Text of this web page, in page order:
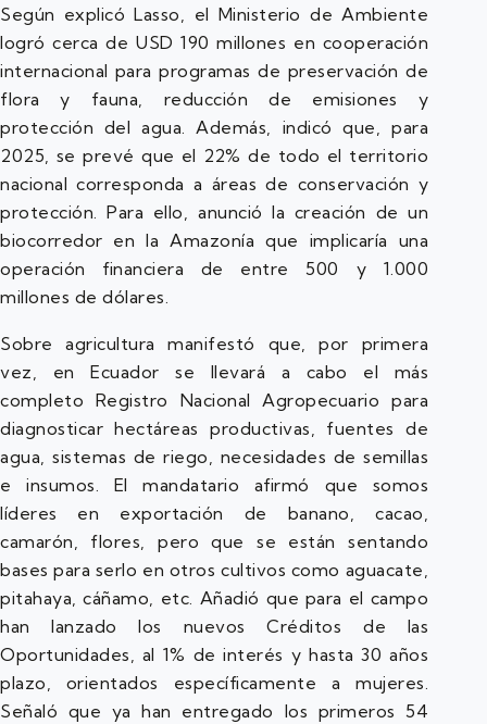
Según explicó Lasso, el Ministerio de Ambiente
logró cerca de USD 190 millones en cooperación
internacional para programas de preservación de
flora y fauna, reducción de emisiones y
protección del agua. Además, indicó que, para
2025, se prevé que el 22% de todo el territorio
nacional corresponda a áreas de conservación y
protección. Para ello, anunció la creación de un
biocorredor en la Amazonía que implicaría una
operación financiera de entre 500 y 1.000
millones de dólares.
Sobre agricultura manifestó que, por primera
vez, en Ecuador se llevará a cabo el más
completo Registro Nacional Agropecuario para
diagnosticar hectáreas productivas, fuentes de
agua, sistemas de riego, necesidades de semillas
e insumos. El mandatario afirmó que somos
líderes en exportación de banano, cacao,
camarón, flores, pero que se están sentando
bases para serlo en otros cultivos como aguacate,
pitahaya, cáñamo, etc. Añadió que para el campo
han lanzado los nuevos Créditos de las
Oportunidades, al 1% de interés y hasta 30 años
plazo, orientados específicamente a mujeres.
Señaló que ya han entregado los primeros 54